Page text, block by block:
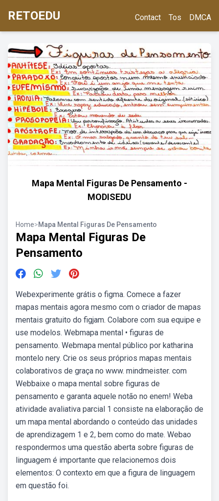
RETOEDU Contact Tos DMCA
Mapa Mental Figuras De Pensamento -
MODISEDU
Home>Mapa Mental Figuras De Pensamento
Mapa Mental Figuras De
Pensamento
Webexperimente grátis o figma. Comece a fazer
mapas mentais agora mesmo com o criador de mapas
mentais gratuito do figjam. Colabore com sua equipe e
use modelos. Webmapa mental • figuras de
pensamento. Webmapa mental público por katharina
montelo nery. Crie os seus próprios mapas mentais
colaborativos de graça no www. mindmeister. com
Webbaixe o mapa mental sobre figuras de
pensamento e garanta aquele notão no enem! Weba
atividade avaliativa parcial 1 consiste na elaboração de
um mapa mental abordando o conteúdo das unidades
de aprendizagem 1 e 2, bem como do mate. Webao
respondermos uma questão aberta sobre figuras de
linguagem é importante que relacionemos dois
elementos: O contexto em que a figura de linguagem
em questão foi.